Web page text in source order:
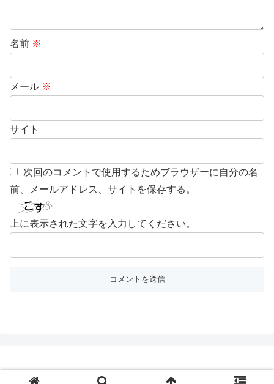
名前 ※
メール ※
サイト
次回のコメントで使用するためブラウザーに自分の名
前、メールアドレス、サイトを保存する。
上に表示された文字を入力してください。